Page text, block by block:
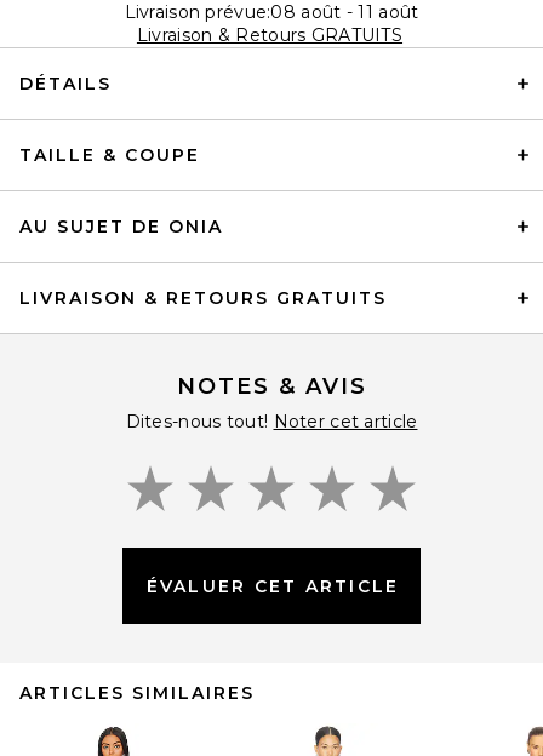
Livraison prévue:08 août - 11 août
Livraison & Retours GRATUITS
DÉTAILS
TAILLE & COUPE
AU SUJET DE ONIA
LIVRAISON & RETOURS GRATUITS
NOTES & AVIS
Dites-nous tout! Noter cet article
ÉVALUER CET ARTICLE
ARTICLES SIMILAIRES